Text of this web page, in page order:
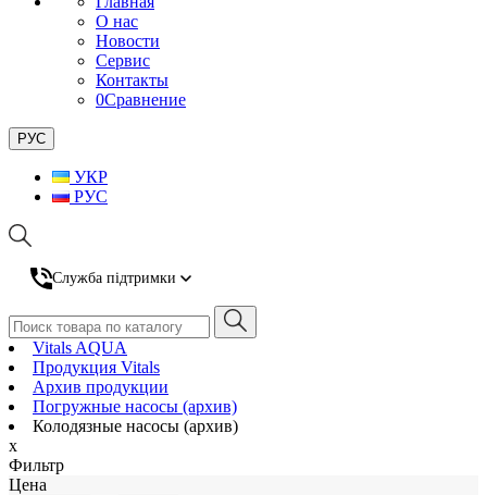
О нас
Новости
Сервис
Контакты
0Сравнение
РУС
УКР
РУС
Служба підтримки
Vitals AQUA
Продукция Vitals
Архив продукции
Погружные насосы (архив)
Колодязные насосы (архив)
x
Фильтр
Цена